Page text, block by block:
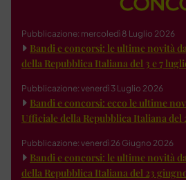
Pubblicazione: mercoledì 8 Luglio 2026
Bandi e concorsi: le ultime novità
della Repubblica Italiana del 3 e 7
Pubblicazione: venerdì 3 Luglio 2026
Bandi e concorsi: ecco le ultime
Ufficiale della Repubblica Italiana del
Pubblicazione: venerdì 26 Giugno 2026
Bandi e concorsi: le ultime novità
della Repubblica Italiana del 23